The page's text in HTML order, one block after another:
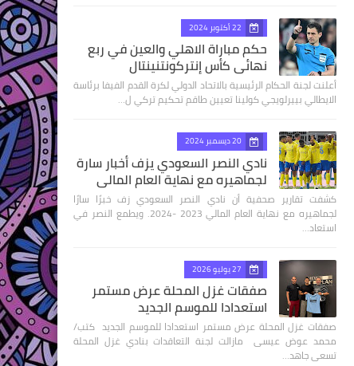
22 أكتوبر 2024
حكم مباراة الاهلي والعين في ربع
نهائى كأس إنتركونتنينتال
أعلنت لجنة الحكام الرئيسية بالاتحاد الدولي لكرة القدم الفيفا برئاسة
الايطالي بييرلويجي كولينا تعيين طاقم تحكيم تركي ل…
20 ديسمبر 2024
نادي النصر السعودي يزف أخبار سارة
لجماهيره مع نهاية العام المالي
كشفت تقارير صحفية أن نادي النصر السعودي زف خبرًا سارًا
لجماهيره مع نهاية العام المالي 2023 -2024. ويطمع النصر في
استعاد…
27 يوليو 2026
صفقات غزل المحلة عرض مستمر
استعدادا للموسم الجديد
صفقات غزل المحلة عرض مستمر استعدادا للموسم الجديد كتب/
محمد عوض عيسى مازالت لجنة التعاقدات بنادي غزل المحلة
تسعى جاهد…